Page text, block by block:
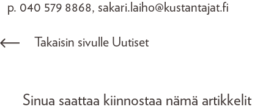
p. 040 579 8868, sakari.laiho@kustantajat.fi
Takaisin sivulle Uutiset
Sinua saattaa kiinnostaa nämä artikkelit